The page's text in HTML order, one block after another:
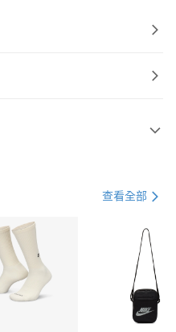
21家銀行
第一商業銀行
彰化商業銀行
查看全部